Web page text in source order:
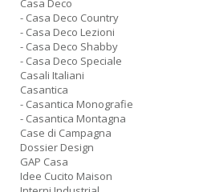
Casa Deco
- Casa Deco Country
- Casa Deco Lezioni
- Casa Deco Shabby
- Casa Deco Speciale
Casali Italiani
Casantica
- Casantica Monografie
- Casantica Montagna
Case di Campagna
Dossier Design
GAP Casa
Idee Cucito Maison